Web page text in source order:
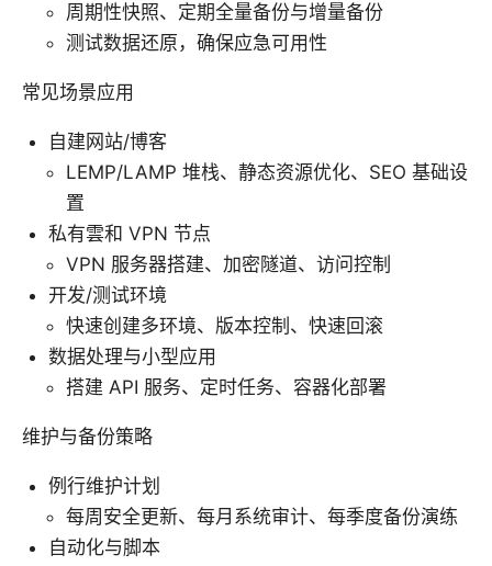
周期性快照、定期全量备份与增量备份
测试数据还原，确保应急可用性
常见场景应用
自建网站/博客
LEMP/LAMP 堆栈、静态资源优化、SEO 基础设
置
私有雲和 VPN 节点
VPN 服务器搭建、加密隧道、访问控制
开发/测试环境
快速创建多环境、版本控制、快速回滚
数据处理与小型应用
搭建 API 服务、定时任务、容器化部署
维护与备份策略
例行维护计划
每周安全更新、每月系统审计、每季度备份演练
自动化与脚本